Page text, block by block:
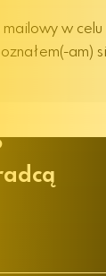
mailowy w celu
am)